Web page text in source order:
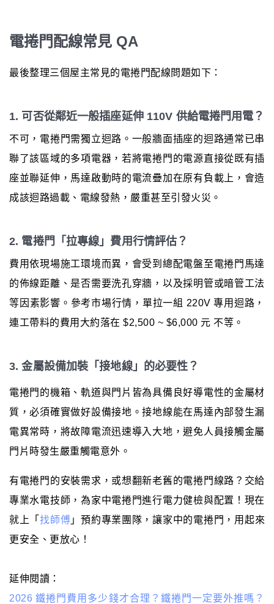
電捲門配線常見 QA
最後整理三個屋主常見的電捲門配線問題如下：
1. 可否從鄰近一般插座延伸 110V 供給電捲門用電？
不可，電捲門需獨立迴路。一般牆面插座的迴路通常已串
聯了該區域的多項電器，若將電捲門的電源直接從既有插
座並聯延伸，馬達啟動時的電流疊加在原有負載上，會造
成該迴路過載、電線發熱，嚴重甚至引發火災。
2. 電捲門「拉專線」費用行情評估？
費用依現場施工環境而異，會受到總配電盤至電捲門馬達
的佈線距離、是否需要洗孔穿牆，以及採明管或暗管工法
等因素影響。參考市場行情，單拉一組 220V 專用迴路，
連工帶料的費用大約落在 $2,500 ~ $6,000 元 不等。
3. 金屬設備加裝「接地線」的必要性？
電捲門的機箱、軌道與門片皆為具備良好導電性的金屬材
質，必須確實做好設備接地。接地線能在馬達內部發生漏
電異常時，將故障電流迅速導入大地，避免人員接觸金屬
門片時發生嚴重觸電意外。
有電捲門的安裝需求，或想翻新老舊的電捲門線路？交給
專業水電技師，為家中電捲門進行電力健檢與配置！現在
就上「找師傅 」預約專業團隊，讓家中的電捲門，用起來
更安全、更放心！
延伸閱讀：
2026 鐵捲門費用多少錢才合理？鐵捲門一定要外推嗎？